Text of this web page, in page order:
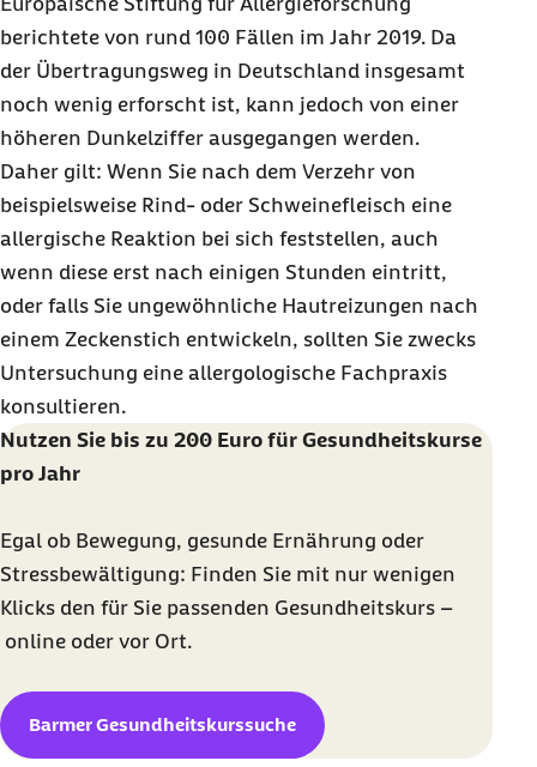
berichtete von rund 100 Fällen im Jahr 2019. Da
der Übertragungsweg in Deutschland insgesamt
noch wenig erforscht ist, kann jedoch von einer
höheren Dunkelziffer ausgegangen werden.
Daher gilt: Wenn Sie nach dem Verzehr von
beispielsweise Rind- oder Schweinefleisch eine
allergische Reaktion bei sich feststellen, auch
wenn diese erst nach einigen Stunden eintritt,
oder falls Sie ungewöhnliche Hautreizungen nach
einem Zeckenstich entwickeln, sollten Sie zwecks
Untersuchung eine allergologische Fachpraxis
konsultieren.
Nutzen Sie bis zu 200 Euro für Gesundheitskurse
pro Jahr
Egal ob Bewegung, gesunde Ernährung oder
Stressbewältigung: Finden Sie mit nur wenigen
Klicks den für Sie passenden Gesundheitskurs –
online oder vor Ort.
Barmer Gesundheitskurssuche